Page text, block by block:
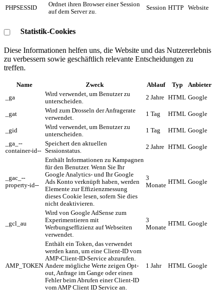
PHPSESSID
Ordnet ihren Browser einer Session
auf dem Server zu.
Session HTTP Website
Statistik-Cookies
Diese Informationen helfen uns, die Website und das Nutzererlebnis
zu verbessern sowie geschäftlich relevante Entscheidungen zu
treffen.
Name Zweck Ablauf Typ
Anbieter
_ga
Wird verwendet, um Benutzer zu
unterscheiden.
2 Jahre HTML Google
_gat
Wird zum Drosseln der Anfragerate
verwendet.
1 Tag HTML Google
_gid
Wird verwendet, um Benutzer zu
unterscheiden.
1 Tag HTML Google
_ga_--
container-id--
Speichert den aktuellen
Sessionstatus.
2 Jahre HTML Google
_gac_--
property-id--
Enthält Informationen zu Kampagnen
für den Benutzer. Wenn Sie Ihr
Google Analytics- und Ihr Google
Ads Konto verknüpft haben, werden
Elemente zur Effizienzmessung
dieses Cookie lesen, sofern Sie dies
nicht deaktivieren.
3
Monate HTML Google
_gcl_au
Wird von Google AdSense zum
Experimentieren mit
Werbungseffizienz auf Webseiten
verwendet.
3
Monate
HTML Google
AMP_TOKEN
Enthält ein Token, das verwendet
werden kann, um eine Client-ID vom
AMP-Client-ID-Service abzurufen.
Andere mögliche Werte zeigen Opt-
out, Anfrage im Gange oder einen
Fehler beim Abrufen einer Client-ID
vom AMP Client ID Service an.
1 Jahr HTML Google